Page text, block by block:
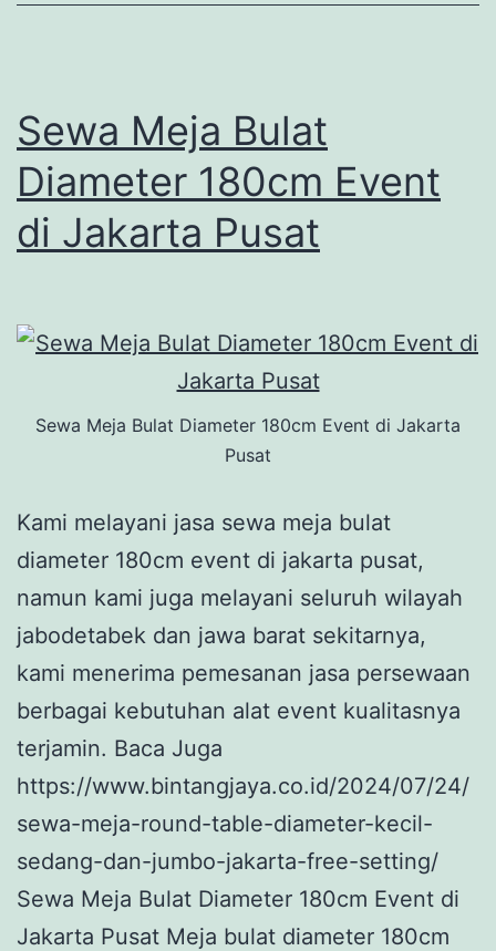
Sewa Meja Bulat
Diameter 180cm Event
di Jakarta Pusat
Sewa Meja Bulat Diameter 180cm Event di Jakarta
Pusat
Kami melayani jasa sewa meja bulat
diameter 180cm event di jakarta pusat,
namun kami juga melayani seluruh wilayah
jabodetabek dan jawa barat sekitarnya,
kami menerima pemesanan jasa persewaan
berbagai kebutuhan alat event kualitasnya
terjamin. Baca Juga
https://www.bintangjaya.co.id/2024/07/24/
sewa-meja-round-table-diameter-kecil-
sedang-dan-jumbo-jakarta-free-setting/
Sewa Meja Bulat Diameter 180cm Event di
Jakarta Pusat Meja bulat diameter 180cm